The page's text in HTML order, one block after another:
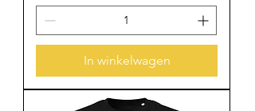
In winkelwagen